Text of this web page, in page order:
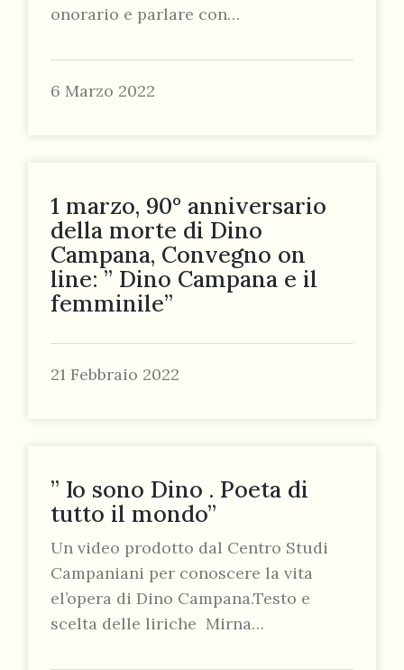
onorario e parlare con…
6 Marzo 2022
1 marzo, 90° anniversario
della morte di Dino
Campana, Convegno on
line: ” Dino Campana e il
femminile”
21 Febbraio 2022
” Io sono Dino . Poeta di
tutto il mondo”
Un video prodotto dal Centro Studi
Campaniani per conoscere la vita
el’opera di Dino Campana.Testo e
scelta delle liriche Mirna…